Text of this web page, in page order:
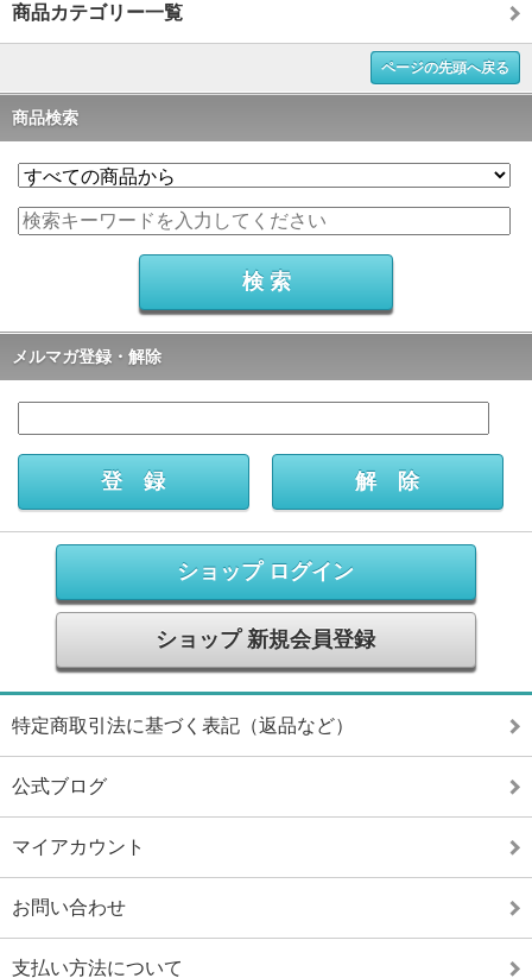
商品カテゴリー一覧
ページの先頭へ戻る
商品検索
メルマガ登録・解除
ショップ ログイン
ショップ 新規会員登録
特定商取引法に基づく表記（返品など）
公式ブログ
マイアカウント
お問い合わせ
支払い方法について